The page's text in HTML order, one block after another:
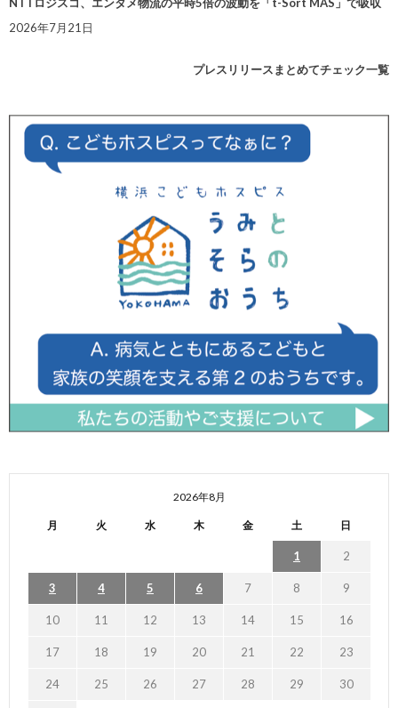
NTTロジスコ、エンタメ物流の平時5倍の波動を「t-Sort MAS」で吸収
2026年7月21日
プレスリリースまとめてチェック一覧
2026年8月
月 火 水 木 金 土 日
1 2
3 4 5 6 7 8 9
10 11 12 13 14 15 16
17 18 19 20 21 22 23
24 25 26 27 28 29 30